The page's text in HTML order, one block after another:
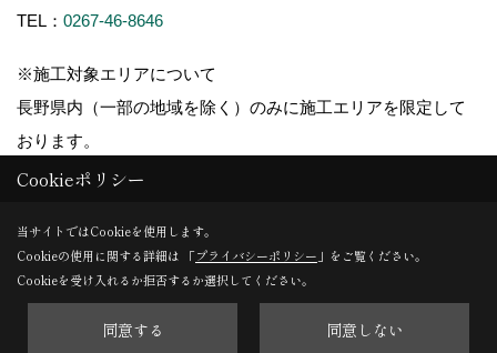
TEL： 0267-46-8646
※施工対象エリアについて
長野県内（一部の地域を除く）のみに施工エリアを限定して
おります。
Copyright (c) ForestCorporation. All Rights Reserved.
Cookieポリシー
当サイトではCookieを使用します。
Cookieの使用に関する詳細は 「プライバシーポリシー 」をご覧ください。
Cookieを受け入れるか拒否するか選択してください。
同意する 同意しない